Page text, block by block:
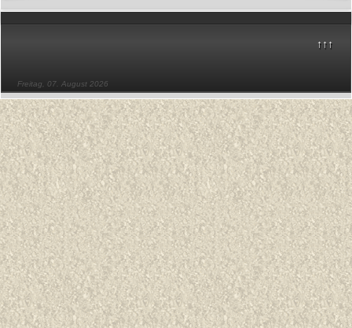
↑↑↑
Freitag, 07. August 2026